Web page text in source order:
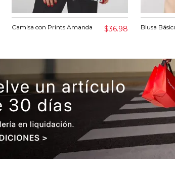
Camisa con Prints Amanda $36.98 Blusa